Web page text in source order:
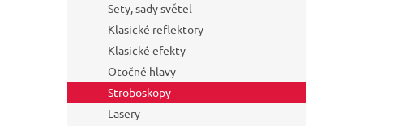
Sety, sady světel
Klasické reflektory
Klasické efekty
Otočné hlavy
Stroboskopy
Lasery